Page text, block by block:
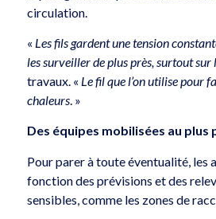
circulation.
« Les fils gardent une tension
les surveiller de plus près, surtout
travaux. « Le fil que l’on utilise pour
chaleurs. »
Des équipes mobilisées au plus
Pour parer à toute éventualité, les
fonction des prévisions et des
sensibles, comme les zones de